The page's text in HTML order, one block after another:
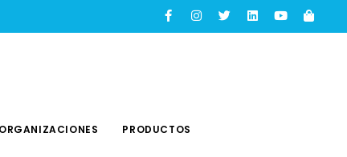
ORGANIZACIONES PRODUCTOS